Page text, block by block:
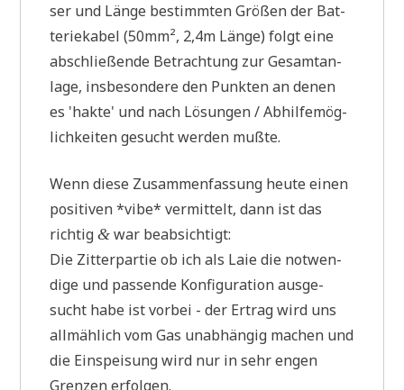
ser und Län­ge bestimm­ten Grö­ßen der Bat­
te­rie­ka­bel (50mm², 2,4m Län­ge) folgt eine
abschlie­ßen­de Betrach­tung zur Gesamt­an­
la­ge, ins­be­son­de­re den Punk­ten an denen
es 'hak­te' und nach Lösun­gen / Abhil­fe­mög­
lich­kei­ten gesucht wer­den mußte.
Wenn die­se Zusam­men­fas­sung heu­te einen
posi­ti­ven *vibe* ver­mit­telt, dann ist das
rich­tig& war beabsichtigt:
Die Zit­ter­par­tie ob ich als Laie die not­wen­
di­ge und pas­sen­de Kon­fi­gu­ra­ti­on aus­ge­
sucht habe ist vor­bei - der Ertrag wird uns
all­mäh­lich vom Gas unab­hän­gig machen und
die Ein­spei­sung wird nur in sehr engen
Gren­zen erfolgen.